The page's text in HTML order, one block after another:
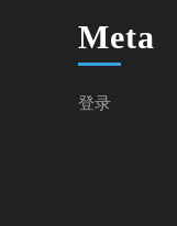
Meta
登录